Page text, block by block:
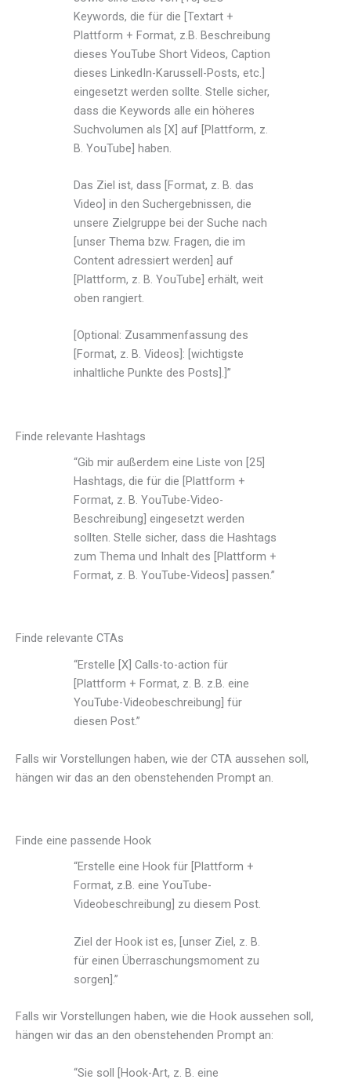
Keywords, die für die [Textart +
Plattform + Format, z.B. Beschreibung
dieses YouTube Short Videos, Caption
dieses LinkedIn-Karussell-Posts, etc.]
eingesetzt werden sollte. Stelle sicher,
dass die Keywords alle ein höheres
Suchvolumen als [X] auf [Plattform, z.
B. YouTube] haben.
Das Ziel ist, dass [Format, z. B. das
Video] in den Suchergebnissen, die
unsere Zielgruppe bei der Suche nach
[unser Thema bzw. Fragen, die im
Content adressiert werden] auf
[Plattform, z. B. YouTube] erhält, weit
oben rangiert.
[Optional: Zusammenfassung des
[Format, z. B. Videos]: [wichtigste
inhaltliche Punkte des Posts].]”
Finde relevante Hashtags
“Gib mir außerdem eine Liste von [25]
Hashtags, die für die [Plattform +
Format, z. B. YouTube-Video-
Beschreibung] eingesetzt werden
sollten. Stelle sicher, dass die Hashtags
zum Thema und Inhalt des [Plattform +
Format, z. B. YouTube-Videos] passen.”
Finde relevante CTAs
“Erstelle [X] Calls-to-action für
[Plattform + Format, z. B. z.B. eine
YouTube-Videobeschreibung] für
diesen Post.”
Falls wir Vorstellungen haben, wie der CTA aussehen soll,
hängen wir das an den obenstehenden Prompt an.
Finde eine passende Hook
“Erstelle eine Hook für [Plattform +
Format, z.B. eine YouTube-
Videobeschreibung] zu diesem Post.
Ziel der Hook ist es, [unser Ziel, z. B.
für einen Überraschungsmoment zu
sorgen].”
Falls wir Vorstellungen haben, wie die Hook aussehen soll,
hängen wir das an den obenstehenden Prompt an:
“Sie soll [Hook-Art, z. B. eine